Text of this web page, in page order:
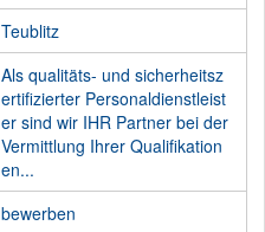
Teublitz
Als qualitäts- und sicherheitsz
ertifizierter Personaldienstleist
er sind wir IHR Partner bei der
Vermittlung Ihrer Qualifikation
en...
bewerben